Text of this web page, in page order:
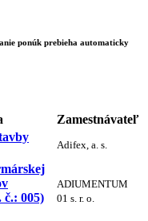
ponúk prebieha automaticky
Zamestnávateľ
Adifex, a. s.
č.: 005)
ADIUMENTUM
01 s. r. o.